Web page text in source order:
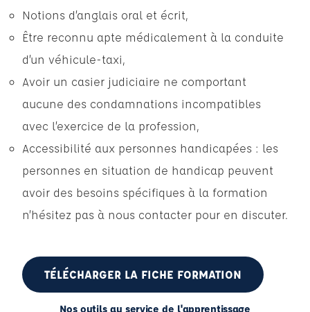
Notions d’anglais oral et écrit,
Être reconnu apte médicalement à la conduite
d’un véhicule-taxi,
Avoir un casier judiciaire ne comportant
aucune des condamnations incompatibles
avec l’exercice de la profession,
Accessibilité aux personnes handicapées : les
personnes en situation de handicap peuvent
avoir des besoins spécifiques à la formation
n’hésitez pas à nous contacter pour en discuter.
TÉLÉCHARGER LA FICHE FORMATION
Nos outils au service de l'apprentissage